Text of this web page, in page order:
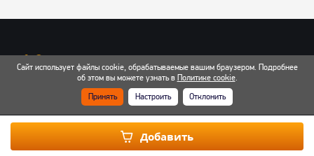
Добавить
info@mixtcar.ru
Почта для связи
Все контакты
Сайт использует файлы cookie, обрабатываемые вашим браузером. Подробнее
об этом вы можете узнать в Политике cookie.
Принять
Настроить Отклонить